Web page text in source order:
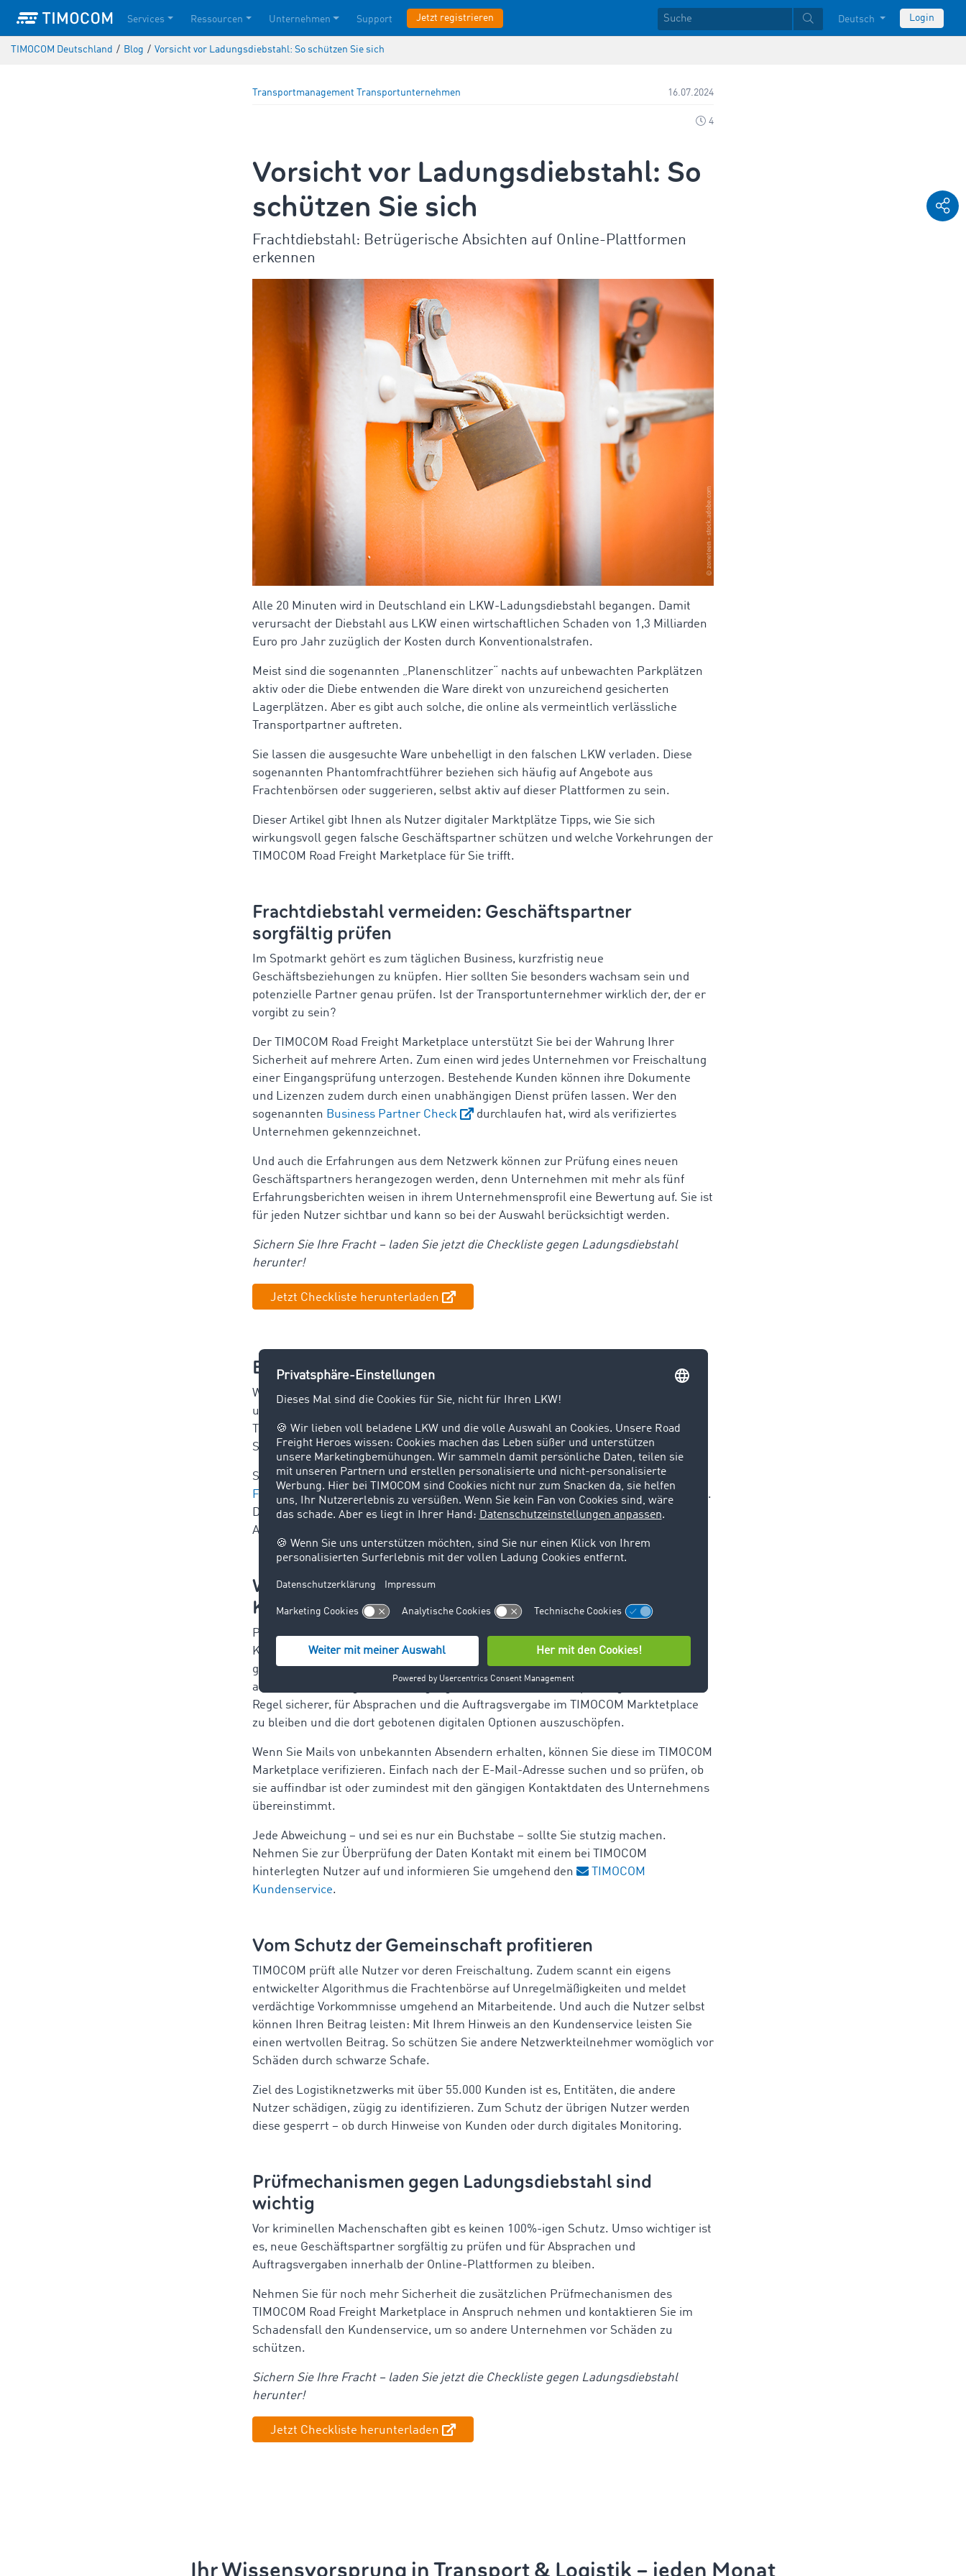
Services Ressourcen Unternehmen Support Jetzt registrieren Deutsch Login
TIMOCOM Deutschland / Blog / Vorsicht vor Ladungsdiebstahl: So schützen Sie sich
Transportmanagement Transportunternehmen 16.07.2024
4
Vorsicht vor Ladungsdiebstahl: So
schützen Sie sich
Frachtdiebstahl: Betrügerische Absichten auf Online-Plattformen
erkennen
Alle 20 Minuten wird in Deutschland ein LKW-Ladungsdiebstahl begangen. Damit
verursacht der Diebstahl aus LKW einen wirtschaftlichen Schaden von 1,3 Milliarden
Euro pro Jahr zuzüglich der Kosten durch Konventionalstrafen.
Meist sind die sogenannten „Planenschlitzer“ nachts auf unbewachten Parkplätzen
aktiv oder die Diebe entwenden die Ware direkt von unzureichend gesicherten
Lagerplätzen. Aber es gibt auch solche, die online als vermeintlich verlässliche
Transportpartner auftreten.
Sie lassen die ausgesuchte Ware unbehelligt in den falschen LKW verladen. Diese
sogenannten Phantomfrachtführer beziehen sich häufig auf Angebote aus
Frachtenbörsen oder suggerieren, selbst aktiv auf dieser Plattformen zu sein.
Dieser Artikel gibt Ihnen als Nutzer digitaler Marktplätze Tipps, wie Sie sich
wirkungsvoll gegen falsche Geschäftspartner schützen und welche Vorkehrungen der
TIMOCOM Road Freight Marketplace für Sie trifft.
Frachtdiebstahl vermeiden: Geschäftspartner
sorgfältig prüfen
Im Spotmarkt gehört es zum täglichen Business, kurzfristig neue
Geschäftsbeziehungen zu knüpfen. Hier sollten Sie besonders wachsam sein und
potenzielle Partner genau prüfen. Ist der Transportunternehmer wirklich der, der er
vorgibt zu sein?
Der TIMOCOM Road Freight Marketplace unterstützt Sie bei der Wahrung Ihrer
Sicherheit auf mehrere Arten. Zum einen wird jedes Unternehmen vor Freischaltung
einer Eingangsprüfung unterzogen. Bestehende Kunden können ihre Dokumente
und Lizenzen zudem durch einen unabhängigen Dienst prüfen lassen. Wer den
sogenannten Business Partner Check
durchlaufen hat, wird als verifiziertes
Unternehmen gekennzeichnet.
Und auch die Erfahrungen aus dem Netzwerk können zur Prüfung eines neuen
Geschäftspartners herangezogen werden, denn Unternehmen mit mehr als fünf
Erfahrungsberichten weisen in ihrem Unternehmensprofil eine Bewertung auf. Sie ist
für jeden Nutzer sichtbar und kann so bei der Auswahl berücksichtigt werden.
Sichern Sie Ihre Fracht – laden Sie jetzt die Checkliste gegen Ladungsdiebstahl
herunter!
Jetzt Checkliste herunterladen
Eigene Netzwerke zur Frachtvergabe anlegen
Wer sich bereits ein Netzwerk an Dienstleistern aufgebaut hat und diese in
unregelmäßigen Abständen immer wieder einsetzt, kann in der Frachtenbörse von
TIMOCOM eigene Partnernetzwerke anlegen. Die Prüfung unbekannter
Spotmarktnutzer entfällt in dem Fall.
Stattdessen können Sie als Auftraggeber die Teilnehmer ihrer Geschlossenen
Frachtenbörse
selbst auswählen und Ihre Aufträge exklusiv in diesem Kreis teilen.
Diese individuellen privaten Benutzerkreise bilden den ganzen Komfort der digitalen
Auftragsvergabe in einem Netzwerk bekannter Geschäftspartner ab.
Wichtig für die Sicherheit im Transport:
Kommunikationskanäle
Personen mit betrügerischen Absichten weichen häufig auf unsichere
Kommunikationskanäle außerhalb der Online-Plattformen aus. Vorsicht ist daher
geboten, wenn unbekannte Dienstleister E-Mail oder Telefon nutzen, um Kontakt
aufzunehmen. Aufgrund der eingangs beschriebenen Nutzerprüfung ist es in aller
Regel sicherer, für Absprachen und die Auftragsvergabe im TIMOCOM Marktetplace
zu bleiben und die dort gebotenen digitalen Optionen auszuschöpfen.
Wenn Sie Mails von unbekannten Absendern erhalten, können Sie diese im TIMOCOM
Marketplace verifizieren. Einfach nach der E-Mail-Adresse suchen und so prüfen, ob
sie auffindbar ist oder zumindest mit den gängigen Kontaktdaten des Unternehmens
übereinstimmt.
Jede Abweichung – und sei es nur ein Buchstabe – sollte Sie stutzig machen.
Nehmen Sie zur Überprüfung der Daten Kontakt mit einem bei TIMOCOM
hinterlegten Nutzer auf und informieren Sie umgehend den
TIMOCOM
Kundenservice.
Vom Schutz der Gemeinschaft profitieren
TIMOCOM prüft alle Nutzer vor deren Freischaltung. Zudem scannt ein eigens
entwickelter Algorithmus die Frachtenbörse auf Unregelmäßigkeiten und meldet
verdächtige Vorkommnisse umgehend an Mitarbeitende. Und auch die Nutzer selbst
können Ihren Beitrag leisten: Mit Ihrem Hinweis an den Kundenservice leisten Sie
einen wertvollen Beitrag. So schützen Sie andere Netzwerkteilnehmer womöglich vor
Schäden durch schwarze Schafe.
Ziel des Logistiknetzwerks mit über 55.000 Kunden ist es, Entitäten, die andere
Nutzer schädigen, zügig zu identifizieren. Zum Schutz der übrigen Nutzer werden
diese gesperrt – ob durch Hinweise von Kunden oder durch digitales Monitoring.
Prüfmechanismen gegen Ladungsdiebstahl sind
wichtig
Vor kriminellen Machenschaften gibt es keinen 100%-igen Schutz. Umso wichtiger ist
es, neue Geschäftspartner sorgfältig zu prüfen und für Absprachen und
Auftragsvergaben innerhalb der Online-Plattformen zu bleiben.
Nehmen Sie für noch mehr Sicherheit die zusätzlichen Prüfmechanismen des
TIMOCOM Road Freight Marketplace in Anspruch nehmen und kontaktieren Sie im
Schadensfall den Kundenservice, um so andere Unternehmen vor Schäden zu
schützen.
Sichern Sie Ihre Fracht – laden Sie jetzt die Checkliste gegen Ladungsdiebstahl
herunter!
Jetzt Checkliste herunterladen